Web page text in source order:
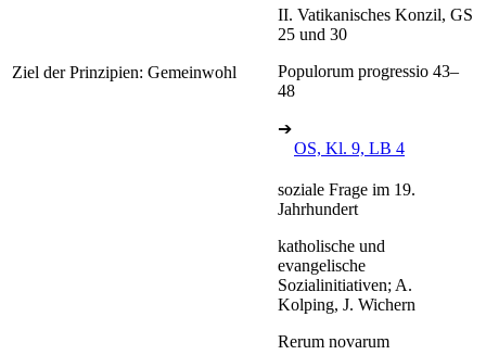
Ziel der Prinzipien: Gemeinwohl
II. Vatikanisches Konzil, GS
25 und 30
Populorum progressio 43–
48
➔
OS, Kl. 9, LB 4
soziale Frage im 19.
Jahrhundert
katholische und
evangelische
Sozialinitiativen; A.
Kolping, J. Wichern
Rerum novarum